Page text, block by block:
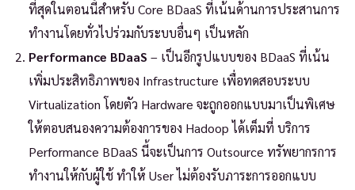
ที่สุดในตอนนี้สำหรับ Core BDaaS ที่เน้นด้านการประสานการ
ทำงานโดยทั่วไปร่วมกับระบบอื่นๆ เป็นหลัก
Performance BDaaS – เป็นอีกรูปแบบของ BDaaS ที่เน้น
เพิ่มประสิทธิภาพของ Infrastructure เพื่อทดสอบระบบ
Virtualization โดยตัว Hardware จะถูกออกแบบมาเป็นพิเศษ
ให้ตอบสนองความต้องการของ Hadoop ได้เต็มที่ บริการ
Performance BDaaS นี้จะเป็นการ Outsource ทรัพยากรการ
ทำงานให้กับผู้ใช้ ทำให้ User ไม่ต้องรับภาระการออกแบบ